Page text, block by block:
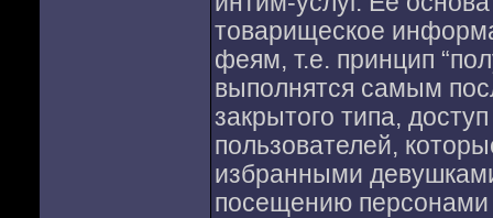
товарищеское
феям, т.е. принцип
выполнятся самым
закрытого типа,
пользователей,
избранными
посещению персонами